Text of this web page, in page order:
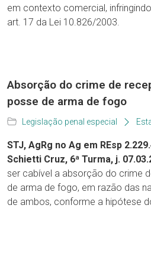
em contexto comercial,
art. 17 da Lei 10.826/2003.
Absorção do crime de
posse de arma de fogo
Legislação penal especial
STJ, AgRg no Ag em REsp
Schietti Cruz, 6ª Turma, j.
ser cabível a absorção do crime
de arma de fogo, em razão das
de ambos, conforme a hipótese